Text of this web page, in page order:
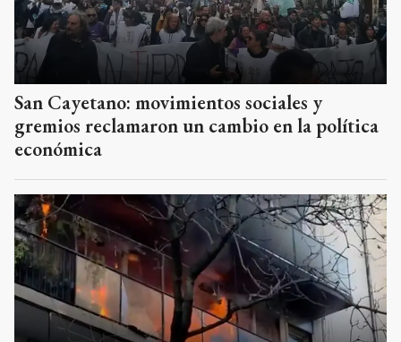
San Cayetano: movimientos sociales y
gremios reclamaron un cambio en la política
económica